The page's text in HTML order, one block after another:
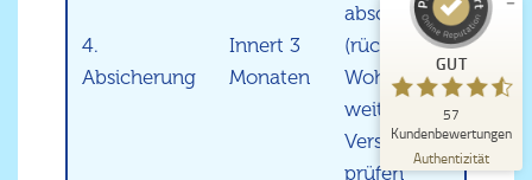
4.
Absicherung
Innert 3
Monaten
abschliessen
(rückwirkend ab
Wohnsitznahme),
weitere
Versicherungen
prüfen
GUT
57
Kundenbewertungen
Authentizität
4,37
/
5,00
57
Bewertungen von
anderen Quellen
Blick aufs ProvenExpert-Profil werfen
09.07.2026